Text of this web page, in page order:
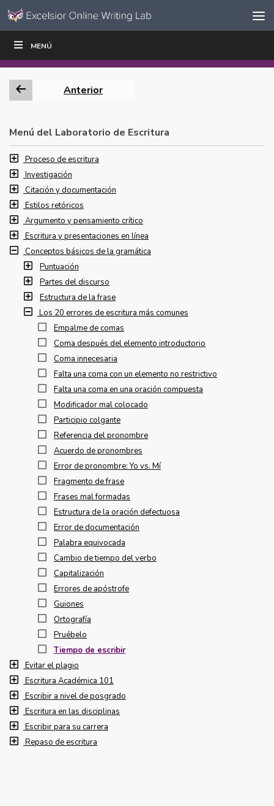
Ir al contenido
navegación
MENÚ
ESCRIBIR
Anterior
Menú del Laboratorio de Escritura
Proceso de escritura
Investigación
Citación y documentación
Estilos retóricos
Argumento y pensamiento crítico
Escritura y presentaciones en línea
Conceptos básicos de la gramática
Puntuación
Partes del discurso
Estructura de la frase
Los 20 errores de escritura más comunes
Empalme de comas
Coma después del elemento introductorio
Coma innecesaria
Falta una coma con un elemento no restrictivo
Falta una coma en una oración compuesta
Modificador mal colocado
Participio colgante
Referencia del pronombre
Acuerdo de pronombres
Error de pronombre: Yo vs. Mí
Fragmento de frase
Frases mal formadas
Estructura de la oración defectuosa
Error de documentación
Palabra equivocada
Cambio de tiempo del verbo
Capitalización
Errores de apóstrofe
Guiones
Ortografía
Pruébelo
Tiempo de escribir
Evitar el plagio
Escritura Académica 101
Escribir a nivel de posgrado
Escritura en las disciplinas
Escribir para su carrera
Repaso de escritura